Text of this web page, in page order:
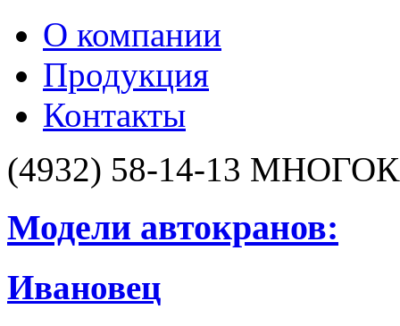
О компании
Продукция
Контакты
(4932) 58-14-13
Модели автокранов:
Ивановец